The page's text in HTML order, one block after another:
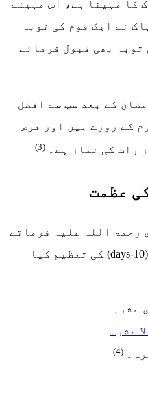
کا مہینا ہے، اس مہینے
نے ایک قوم کی توبہ
توبہ بھی قبول فرمائے
کے بعد سب سے افضل
کے روزے ہیں اور فرض
رات کی نماز ہے۔ (3)
عظمت
رحمۃ اللہ علیہ فرماتے
ہیں: صحابہ کرام تین عشروں (days-10) کی تعظیم کیا
عشرہ
عشرہ
(4)